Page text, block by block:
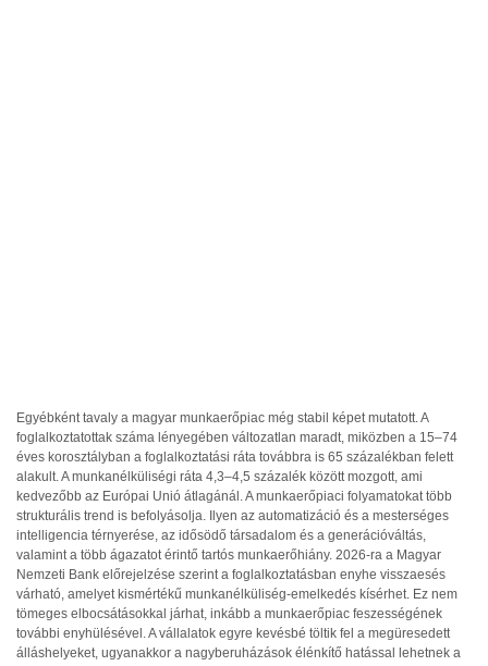
Egyébként tavaly a magyar munkaerőpiac még stabil képet mutatott. A
foglalkoztatottak száma lényegében változatlan maradt, miközben a 15–74
éves korosztályban a foglalkoztatási ráta továbbra is 65 százalékban felett
alakult. A munkanélküliségi ráta 4,3–4,5 százalék között mozgott, ami
kedvezőbb az Európai Unió átlagánál. A munkaerőpiaci folyamatokat több
strukturális trend is befolyásolja. Ilyen az automatizáció és a mesterséges
intelligencia térnyerése, az idősödő társadalom és a generációváltás,
valamint a több ágazatot érintő tartós munkaerőhiány. 2026-ra a Magyar
Nemzeti Bank előrejelzése szerint a foglalkoztatásban enyhe visszaesés
várható, amelyet kismértékű munkanélküliség-emelkedés kísérhet. Ez nem
tömeges elbocsátásokkal járhat, inkább a munkaerőpiac feszességének
további enyhülésével. A vállalatok egyre kevésbé töltik fel a megüresedett
álláshelyeket, ugyanakkor a nagyberuházások élénkítő hatással lehetnek a